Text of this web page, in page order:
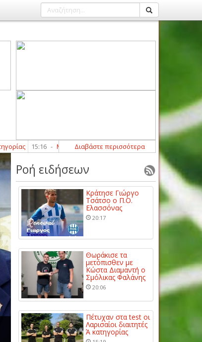
15:16 - Με επιτυχία ολοκλήρωσαν τα γραπτά και αγωνιστικά
Διαβάστε περισσότερα
Ροή ειδήσεων
Κράτησε Γιώργο
Τσάτσο ο Π.Ο.
Ελασσόνας
20:17
Θωράκισε τα
μετόπισθεν με
Κώστα Διαμαντή ο
Σμόλικας Φαλάνης
20:06
Πέτυχαν στα test οι
Λαρισαίοι διαιτητές
Ά κατηγορίας